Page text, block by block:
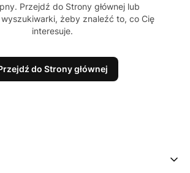
Przejdź do Strony głównej lub
żeby znaleźć to, co Cię
interesuje.
do Strony głównej